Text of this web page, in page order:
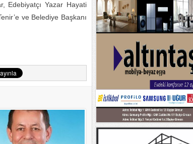
Edebiyatçı Yazar Hayati
ve Belediye Başkanı